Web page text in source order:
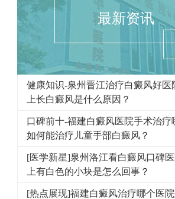
最新资讯
健康知识-泉州晋江治疗白癜风好医
上长白癜风是什么原因？
口碑前十-福建白癜风医院手术治疗
如何能治疗儿童手部白癜风？
[医学新星]泉州洛江看白癜风口碑
上有白色的小块是怎么回事？
[热点展现]福建白癜风治疗哪个医